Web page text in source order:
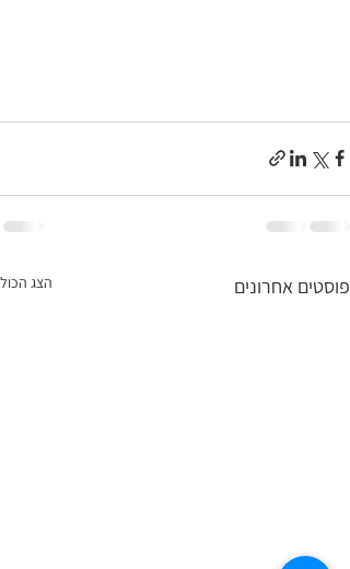
פוסטים אחרונים הצג הכול